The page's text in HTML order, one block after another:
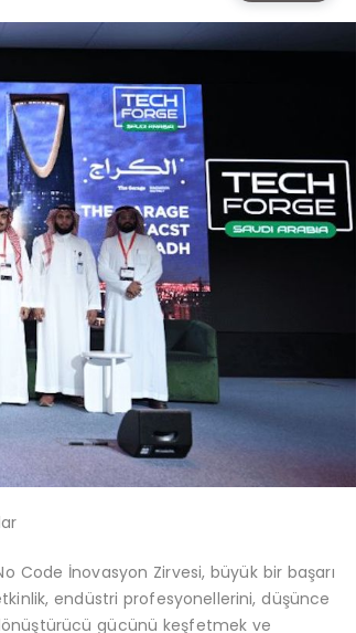
Code İnovasyon Zirvesi, büyük bir başarı
endüstri profesyonellerini, düşünce
gücünü keşfetmek ve